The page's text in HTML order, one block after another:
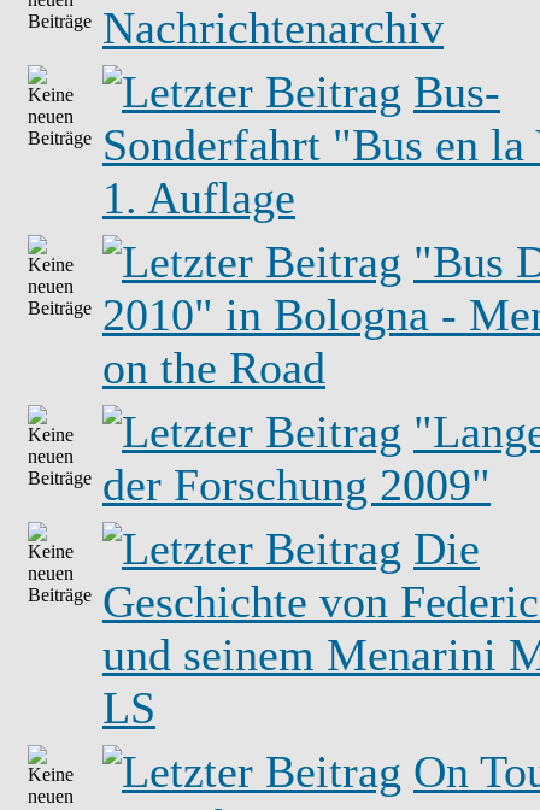
Nachrichtenarchiv
Bus-
Sonderfahrt "Bus en
1. Auflage
"Bus
2010" in Bologna -
on the Road
der Forschung 2009"
Die
Geschichte von
und seinem Menarini
LS
On